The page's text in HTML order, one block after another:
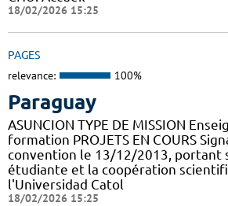
18/02/2026 15:25
PAGES
relevance: 100%
Paraguay
ASUNCION TYPE DE MISSION
formation PROJETS EN COURS
convention le 13/12/2013, portant
étudiante et la coopération
l'Universidad Catol
18/02/2026 15:25